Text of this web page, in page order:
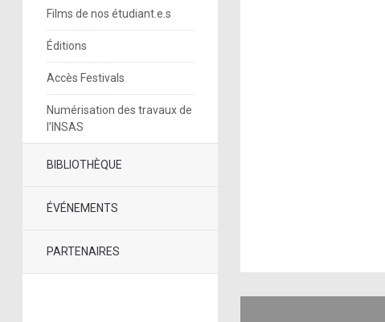
Films de nos étudiant.e.s
Éditions
Accès Festivals
Numérisation des travaux de
l’INSAS
BIBLIOTHÈQUE
ÉVÉNEMENTS
PARTENAIRES